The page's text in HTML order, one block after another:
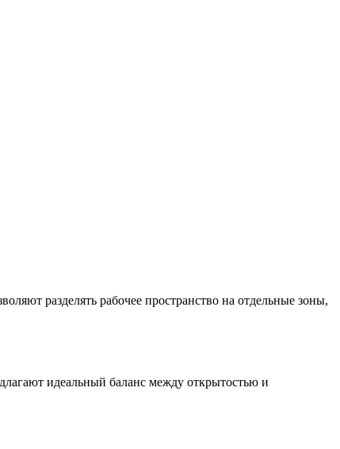
разделять рабочее пространство на отдельные зоны,
идеальный баланс между открытостью и